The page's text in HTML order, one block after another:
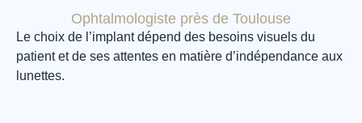
Ophtalmologiste près de Toulouse
Le choix de l’implant dépend des besoins visuels du
patient et de ses attentes en matière d’indépendance aux
lunettes.